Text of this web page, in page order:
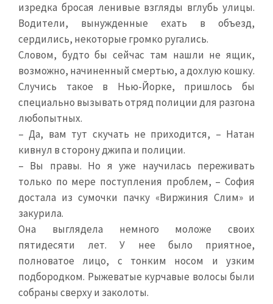
изредка бросая ленивые взгляды вглубь улицы.
Водители, вынужденные ехать в объезд,
сердились, некоторые громко ругались.
Словом, будто бы сейчас там нашли не ящик,
возможно, начиненный смертью, а дохлую кошку.
Случись такое в Нью-Йорке, пришлось бы
специально вызывать отряд полиции для разгона
любопытных.
– Да, вам тут скучать не приходится, – Натан
кивнул в сторону джипа и полиции.
– Вы правы. Но я уже научилась переживать
только по мере поступления проблем, – София
достала из сумочки пачку «Виржиния Слим» и
закурила.
Она выглядела немного моложе своих
пятидесяти лет. У нее было приятное,
полноватое лицо, с тонким носом и узким
подбородком. Рыжеватые курчавые волосы были
собраны сверху и заколоты.